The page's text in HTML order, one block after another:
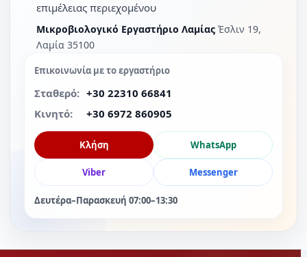
επιμέλειας περιεχομένου
Μικροβιολογικό Εργαστήριο Λαμίας Έσλιν 19,
Λαμία 35100
Επικοινωνία με το εργαστήριο
Σταθερό: +30 22310 66841
Κινητό:
+30 6972 860905
Κλήση WhatsApp
Viber Messenger
Δευτέρα–Παρασκευή 07:00–13:30